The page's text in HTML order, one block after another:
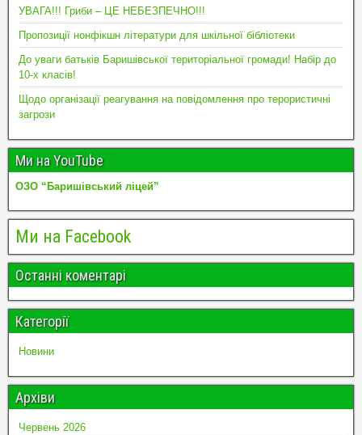
УВАГА!!! Гриби – ЦЕ НЕБЕЗПЕЧНО!!!
Пропозиції нонфікшн літератури для шкільної бібліотеки
До уваги батьків Баришівської територіальної громади! Набір до
10-х класів!
Щодо організації реагування на повідомлення про терористичні
загрози
Ми на YouTube
ОЗО “Баришівський ліцей”
Ми на Facebook
Останні коментарі
Категорії
Новини
Архіви
Червень 2026